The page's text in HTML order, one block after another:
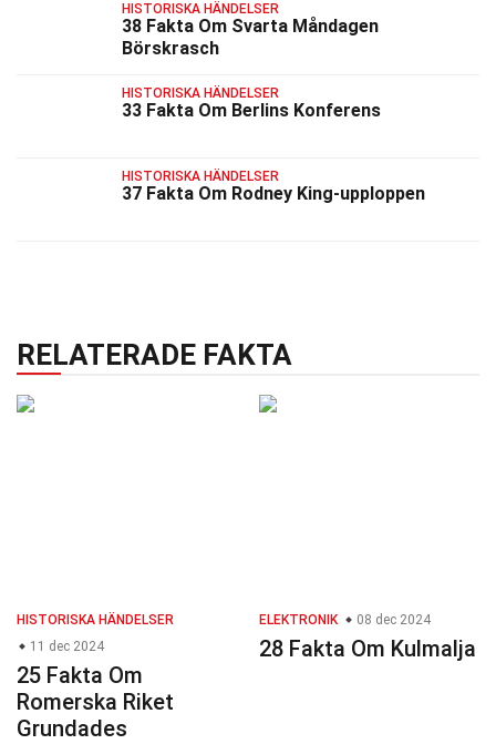
HISTORISKA HÄNDELSER
38 Fakta Om Svarta Måndagen
Börskrasch
HISTORISKA HÄNDELSER
33 Fakta Om Berlins Konferens
HISTORISKA HÄNDELSER
37 Fakta Om Rodney King-upploppen
RELATERADE FAKTA
HISTORISKA HÄNDELSER
11 dec 2024
25 Fakta Om
Romerska Riket
Grundades
ELEKTRONIK 08 dec 2024
28 Fakta Om Kulmalja